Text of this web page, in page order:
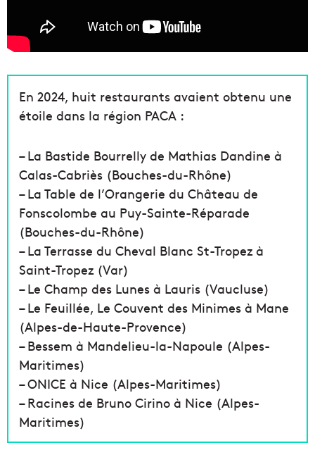
En 2024, huit restaurants avaient obtenu une
étoile dans la région PACA :
– La Bastide Bourrelly de Mathias Dandine à
Calas-Cabriès (Bouches-du-Rhône)
– La Table de l’Orangerie du Château de
Fonscolombe au Puy-Sainte-Réparade
(Bouches-du-Rhône)
– La Terrasse du Cheval Blanc St-Tropez à
Saint-Tropez (Var)
– Le Champ des Lunes à Lauris (Vaucluse)
– Le Feuillée, Le Couvent des Minimes à Mane
(Alpes-de-Haute-Provence)
– Bessem à Mandelieu-la-Napoule (Alpes-
Maritimes)
– ONICE à Nice (Alpes-Maritimes)
– Racines de Bruno Cirino à Nice (Alpes-
Maritimes)